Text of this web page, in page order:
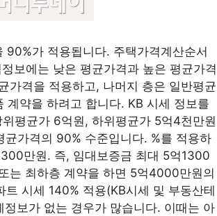
가 적용됩니다. 주택가격계산순서
보에는 낮은 평균가격과 높은 평균가격
가격을 적용하고, 나머지 층은 일반평균
계약을 하려고 합니다. KB 시세 정보를
평균가 6억원, 하위평균가 5억4천만원
가격의 90% 수준입니다. %를 적용하
만원. 즉, 임대보증금 최대 5억1300
는 최하층 계약을 하면 5억4000만원의
시세 140% 적용(KB시세 및 부동산테
보가 없는 경우가 많습니다. 이때는 아